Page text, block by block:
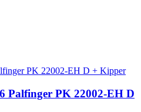
Palfinger PK 22002-EH D